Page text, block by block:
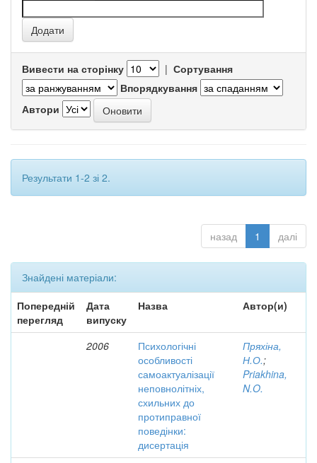
Вивести на сторінку | Сортування
Впорядкування
Автори
Результати 1-2 зі 2.
назад 1 далі
Знайдені матеріали:
Попередній
перегляд
Дата
випуску
Назва Автор(и)
2006
Психологічні
особливості
самоактуалізації
неповнолітніх,
схильних до
протиправної
поведінки:
дисертація
Пряхіна,
Н.О.;
Priakhina,
N.O.